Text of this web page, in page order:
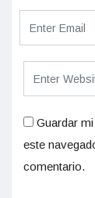
Guardar
este
comentario.